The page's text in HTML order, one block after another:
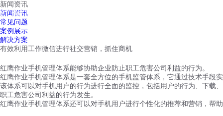
红鹰工作手机
新闻资讯
新闻资讯
常见问题
案例展示
解决方案
有效利用工作微信进行社交营销，抓住商机
红鹰作业手机管理体系能够协助企业防止职工危害公司利益的行为。
红鹰作业手机管理体系是一套全方位的手机监管体系，它通过技术手段
该体系可以对手机用户的行为进行全面的监控，包括用户的行为、下载
职工危害公司利益的行为发生。
红鹰作业手机管理体系还可以对手机用户进行个性化的推荐和营销，帮